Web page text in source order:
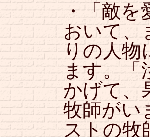
・「敵を
おいて、
りの人物
ます。「
かげて、
牧師がい
ストの牧